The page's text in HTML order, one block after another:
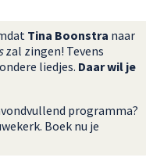
Tina Boonstra naar
zal zingen! Tevens
liedjes. Daar wil je
programma?
Boek nu je